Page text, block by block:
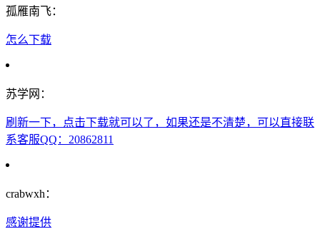
孤雁南飞：
怎么下载
苏学网：
刷新一下，点击下载就可以了，如果还是不清楚，可以直接联
系客服QQ：20862811
crabwxh：
感谢提供